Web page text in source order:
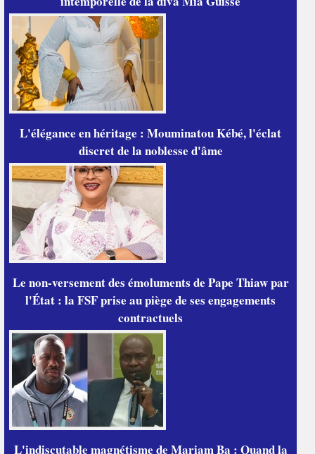
L'élégance en héritage : Mouminatou Kébé, l'éclat
discret de la noblesse d'âme
Le non-versement des émoluments de Pape Thiaw par
l'État : la FSF prise au piège de ses engagements
contractuels
L'indiscutable magnétisme de Mariam Ba : Quand la